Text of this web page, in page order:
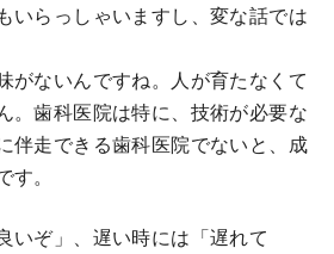
いらっしゃいますし、変な話では
がないんですね。人が育たなくて
。歯科医院は特に、技術が必要な
伴走できる歯科医院でないと、成
。
いぞ」、遅い時には「遅れて